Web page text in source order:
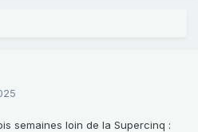
semaines loin de la Supercinq :